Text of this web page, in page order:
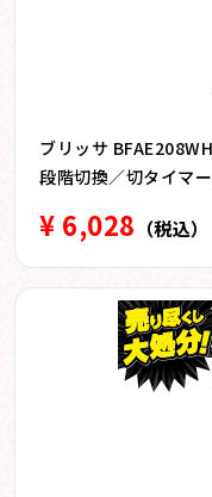
ブリッサ
段階切換／切タイマ
¥ 6,028 （税込）